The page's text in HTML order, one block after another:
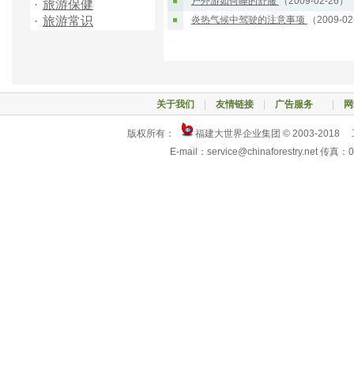
· 旅游保健
· 旅游常识
炎热气候中驾驶的注意事项
（2009-
关于我们 友情链接| 广告服务
版权所有：
福建大世界企业集团 © 2003-2018
E-mail：service@chinaforestry.net 传真